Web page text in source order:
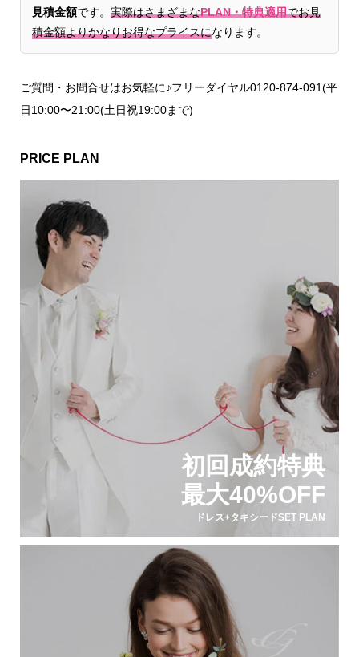
見積金額です。 実際はさまざまなPLAN・特典適用でお見
積金額よりかなりお得なプライスになります。
ご質問・お問合せはお気軽に♪フリーダイヤル0120-874-091(平
日10:00〜21:00(土日祝19:00まで)
PRICE PLAN
初回成約特典
最大40%OFF
ドレス+タキシードSET PLAN